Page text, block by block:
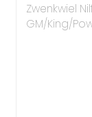
Zwenkwiel
GM/King/